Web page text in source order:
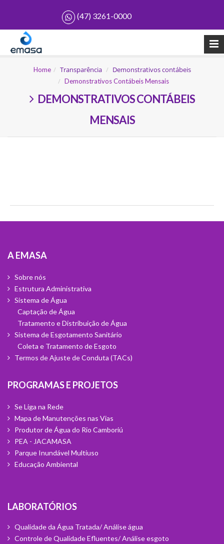
(47) 3261-0000
Home Transparência Demonstrativos contábeis
Demonstrativos Contábeis Mensais
Demonstrativos Contábeis
Mensais
A Emasa
Sobre nós
Estrutura Administrativa
Sistema de Água
Captação de Água
Tratamento e Distribuição de Água
Sistema de Esgotamento Sanitário
Coleta e Tratamento de Esgoto
Termos de Ajuste de Conduta (TACs)
Programas e Projetos
Se Liga na Rede
Mapa de Manutenções nas Vias
Produtor de Água do Rio Camboriú
PEA - JACAMASA
Parque Inundável Multiuso
Educação Ambiental
Laboratórios
Qualidade da Água Tratada/ Análise água
Controle de Qualidade Efluentes/ Análise esgoto